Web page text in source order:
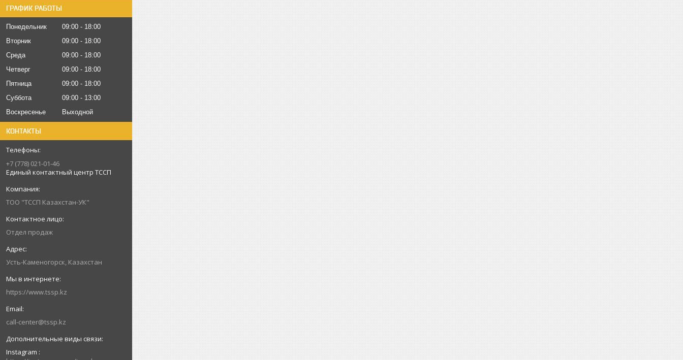
ГРАФИК РАБОТЫ
Понедельник 09:00
18:00
Вторник
09:00
18:00
Среда
09:00
18:00
Четверг
09:00
18:00
Пятница
09:00
18:00
Суббота
09:00
13:00
Воскресенье
Выходной
КОНТАКТЫ
+7 (778) 021-01-46
Единый контактный центр ТССП
ТОО "ТССП Казахстан-УК"
Отдел продаж
Усть-Каменогорск, Казахстан
https://www.tssp.kz
call-center@tssp.kz
Instagram